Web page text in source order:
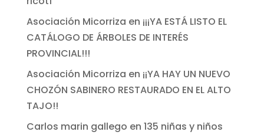
Asociación Micorriza en ¡¡¡YA ESTÁ LISTO EL
CATÁLOGO DE ÁRBOLES DE INTERÉS
PROVINCIAL!!!
Asociación Micorriza en ¡¡YA HAY UN NUEVO
CHOZÓN SABINERO RESTAURADO EN EL ALTO
TAJO!!
Carlos marin gallego en 135 niñas y niños